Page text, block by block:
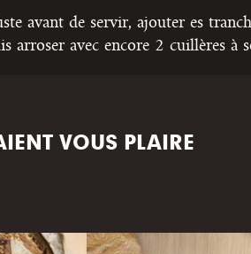
avant de servir, ajouter es
arroser avec encore 2 cuillères à
VOUS PLAIRE